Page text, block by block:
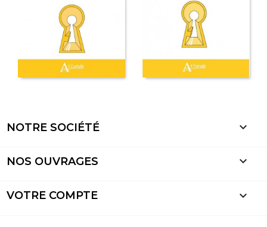
NOTRE SOCIÉTÉ 
NOS OUVRAGES 
VOTRE COMPTE 